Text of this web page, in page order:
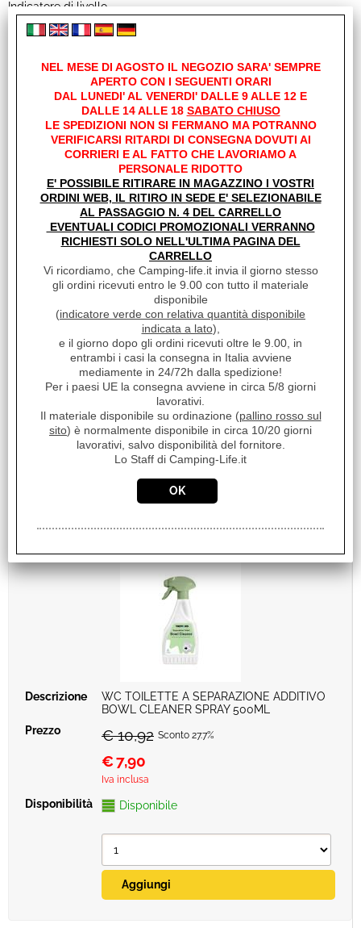
Indicatore di livello
Serbatoi realizzati in plastica riciclata
Serbatoio per urina con collegamento brevettato anti-perdita
Accessori
WC TOILETTE A SEPARAZIONE 20
SACCHETTI
€ 7,49 Sconto 22.6%
€5,80
Iva inclusa
Disponibile
WC TOILETTE A SEPARAZIONE ADDITIVO
BOWL CLEANER SPRAY 500ML
€ 10,92 Sconto 27.7%
€7,90
Iva inclusa
Disponibile
NEL MESE DI AGOSTO IL NEGOZIO SARA' SEMPRE
APERTO CON I SEGUENTI ORARI
DAL LUNEDI' AL VENERDI' DALLE 9 ALLE 12 E
DALLE 14 ALLE 18 SABATO CHIUSO
LE SPEDIZIONI NON SI FERMANO MA POTRANNO
VERIFICARSI RITARDI DI CONSEGNA DOVUTI AI
CORRIERI E AL FATTO CHE LAVORIAMO A
PERSONALE RIDOTTO
E' POSSIBILE RITIRARE IN MAGAZZINO I VOSTRI
ORDINI WEB, IL RITIRO IN SEDE E' SELEZIONABILE
AL PASSAGGIO N. 4 DEL CARRELLO
EVENTUALI CODICI PROMOZIONALI VERRANNO
RICHIESTI SOLO NELL'ULTIMA PAGINA DEL
CARRELLO
Vi ricordiamo, che Camping-life.it invia il giorno stesso
gli ordini ricevuti entro le 9.00 con tutto il materiale
disponibile
(indicatore verde con relativa quantità disponibile
indicata a lato),
e il giorno dopo gli ordini ricevuti oltre le 9.00, in
entrambi i casi la consegna in Italia avviene
mediamente in 24/72h dalla spedizione!
Per i paesi UE la consegna avviene in circa 5/8 giorni
lavorativi.
Il materiale disponibile su ordinazione (pallino rosso sul
sito) è normalmente disponibile in circa 10/20 giorni
lavorativi, salvo disponibilità del fornitore.
Lo Staff di Camping-Life.it